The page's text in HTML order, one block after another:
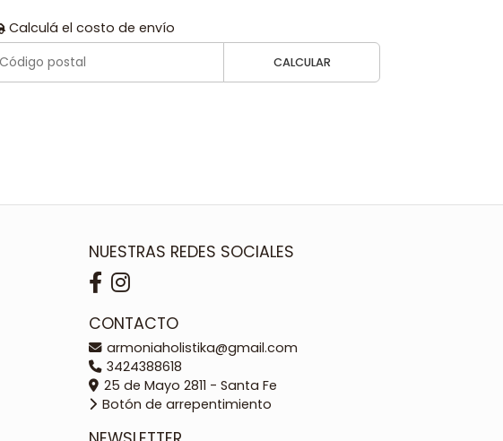
Calculá el costo de envío
CALCULAR
NUESTRAS REDES SOCIALES
CONTACTO
armoniaholistika@gmail.com
3424388618
25 de Mayo 2811 - Santa Fe
Botón de arrepentimiento